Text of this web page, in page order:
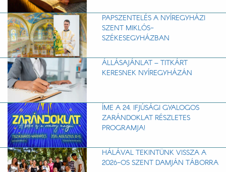
PAPSZENTELÉS A NYÍREGYHÁZI
SZENT MIKLÓS-
SZÉKESEGYHÁZBAN
ÁLLÁSAJÁNLAT – TITKÁRT
KERESNEK NYÍREGYHÁZÁN
ÍME A 24. IFJÚSÁGI GYALOGOS
ZARÁNDOKLAT RÉSZLETES
PROGRAMJA!
HÁLÁVAL TEKINTÜNK VISSZA A
2026-OS SZENT DAMJÁN TÁBORRA